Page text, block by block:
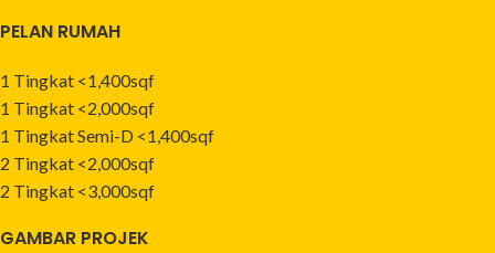
PELAN RUMAH
1 Tingkat <1,400sqf
1 Tingkat <2,000sqf
1 Tingkat Semi-D <1,400sqf
2 Tingkat <2,000sqf
2 Tingkat <3,000sqf
GAMBAR PROJEK